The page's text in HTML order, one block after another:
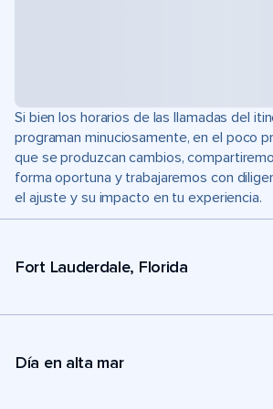
Si bien los horarios de las llamadas del
programan minuciosamente, en el poco
que se produzcan cambios,
forma oportuna y trabajaremos con
el ajuste y su impacto en tu experiencia.
Fort Lauderdale, Florida
Día en alta mar